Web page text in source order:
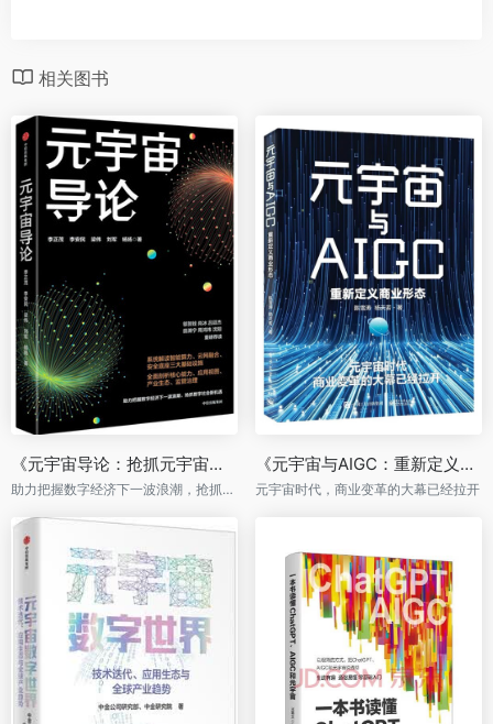
相关图书
《元宇宙导论：抢抓元宇宙、数字经济发展新机遇》
助力把握数字经济下一波浪潮，抢抓数字社会新机遇。
《元宇宙与AIGC：重新定义商业形态》
元宇宙时代，商业变革的大幕已经拉开